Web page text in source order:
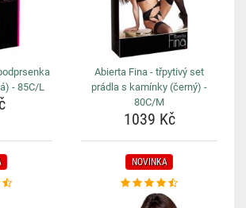
- 85C/L
Abierta Fina - třpytivý set
prádla s kamínky (černý) -
80C/M
1039 Kč
NOVINKA